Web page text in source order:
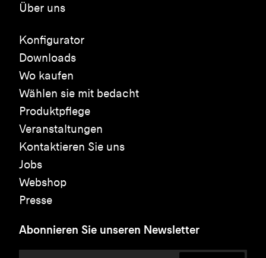
Über uns
Konfigurator
Downloads
Wo kaufen
Wählen sie mit bedacht
Produktpflege
Veranstaltungen
Kontaktieren Sie uns
Jobs
Webshop
Presse
Abonnieren Sie unseren Newsletter